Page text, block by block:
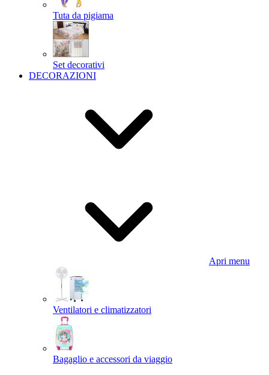
Tuta da pigiama
Set decorativi
DECORAZIONI
Apri menu
Ventilatori e climatizzatori
Bagaglio e accessori da viaggio